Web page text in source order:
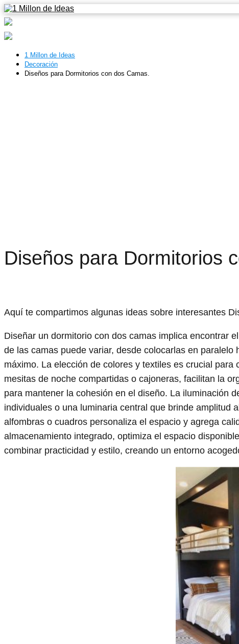
1 Millon de Ideas
Decoración
Diseños para Dormitorios con dos Camas.
Diseños para Dormitorios
Aquí te compartimos algunas ideas sobre interesantes
Diseñar un dormitorio con dos camas implica encontrar
de las camas puede variar, desde colocarlas en
máximo. La elección de colores y textiles es crucial
mesitas de noche compartidas o cajoneras, facilitan la
para mantener la cohesión en el diseño. La iluminación
individuales o una luminaria central que brinde amplitud
alfombras o cuadros personaliza el espacio y agrega
almacenamiento integrado, optimiza el espacio
combinar practicidad y estilo, creando un entorno